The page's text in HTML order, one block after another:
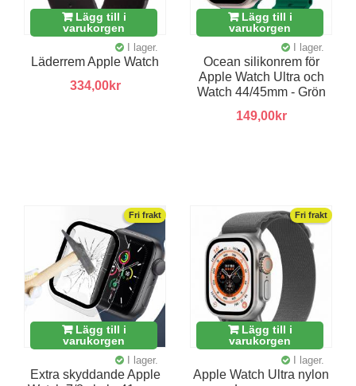
Lägg till i
varukorgen
I lager.
Läderrem Apple Watch
334,00kr
Lägg till i
varukorgen
I lager.
Ocean silikonrem för
Apple Watch Ultra och
Watch 44/45mm - Grön
149,00kr
Fri frakt
Lägg till i
varukorgen
I lager.
Extra skyddande Apple
Fri frakt
Lägg till i
varukorgen
I lager.
Apple Watch Ultra nylon